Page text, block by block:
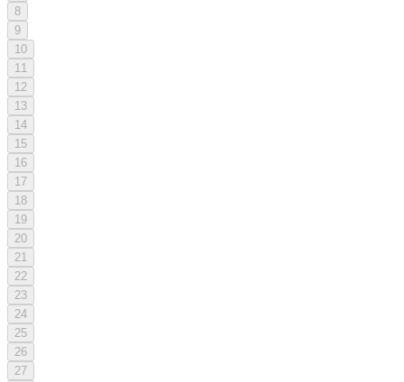
8
9
10
11
12
13
14
15
16
17
18
19
20
21
22
23
24
25
26
27